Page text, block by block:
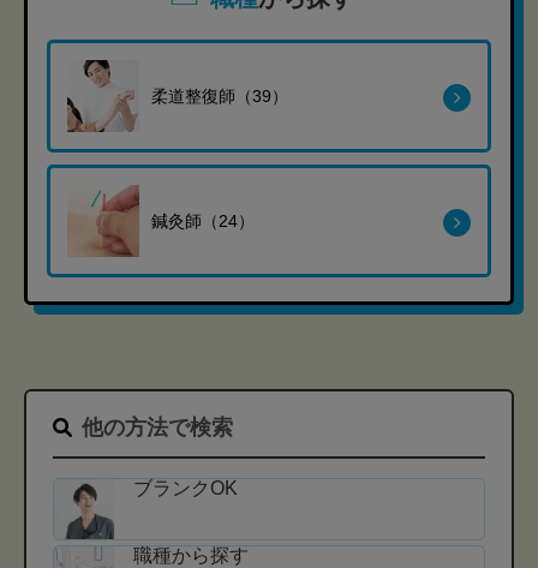
柔道整復師（39）
鍼灸師（24）
他の方法で検索
ブランクOK
職種から探す